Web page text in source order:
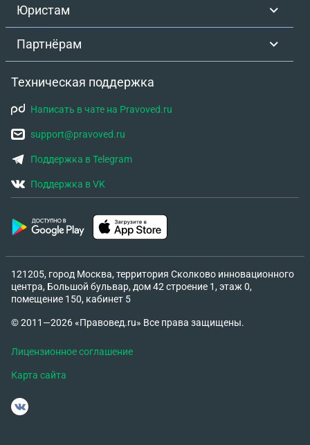
Юристам
Партнёрам
Техническая поддержка
Написать в чате на Pravoved.ru
support@pravoved.ru
Поддержка в Telegram
Поддержка в VK
121205, город Москва, территория Сколково инновационного
центра, Большой бульвар, дом 42 строение 1, этаж 0,
помещение 150, кабинет 5
© 2011—2026 «Правовед.ru» Все права защищены.
Лицензионное соглашение
Карта сайта